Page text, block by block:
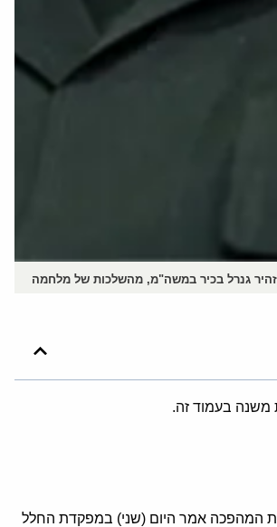
גנרל בכיר במשה"מ, מהשלכות של מלחמה
משנה בעמוד זה.
המהפכה אמר היום (שני) במפקדת החלל